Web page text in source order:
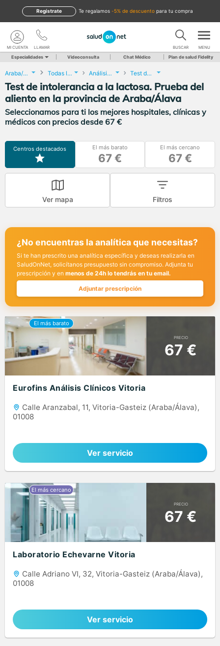
te regalamos -5% de descuento para tu compra
Regístrate
LLAMAR
MI CUENTA BUSCAR MENU
Especialidades Videoconsulta Chat Médico Plan de salud Fidelity
Araba/Álava Todas las localidades Análisis Clínicos Test de intolerancia a la lactosa. Prueba del aliento
Test de intolerancia a la lactosa. Prueba del
aliento en la provincia de Araba/Álava
Seleccionamos para ti los mejores hospitales, clínicas y
médicos con precios desde 67 €
Centros destacados El más barato
67 €
El más cercano
67 €
Ver mapa Filtros
¿No encuentras la analítica que necesitas?
Si te han prescrito una analítica específica y deseas realizarla en
SaludOnNet, solicítanos presupuesto sin compromiso. Adjunta tu
prescripción y en menos de 24h lo tendrás en tu email.
Adjuntar prescripción
PRECIO
67 €
Eurofins Análisis Clínicos Vitoria
Calle Aranzabal, 11, Vitoria-Gasteiz (Araba/Álava),
01008
Ver servicio
PRECIO
67 €
Laboratorio Echevarne Vitoria
Calle Adriano VI, 32, Vitoria-Gasteiz (Araba/Álava),
01008
Ver servicio